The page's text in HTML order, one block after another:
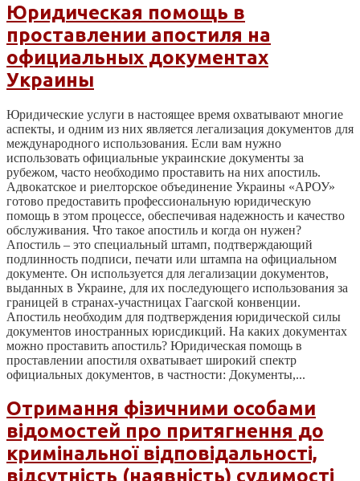
Юридическая помощь в
проставлении апостиля на
официальных документах
Украины
Юридические услуги в настоящее время охватывают многие
аспекты, и одним из них является легализация документов для
международного использования. Если вам нужно
использовать официальные украинские документы за
рубежом, часто необходимо проставить на них апостиль.
Адвокатское и риелторское объединение Украины «АРОУ»
готово предоставить профессиональную юридическую
помощь в этом процессе, обеспечивая надежность и качество
обслуживания. Что такое апостиль и когда он нужен?
Апостиль – это специальный штамп, подтверждающий
подлинность подписи, печати или штампа на официальном
документе. Он используется для легализации документов,
выданных в Украине, для их последующего использования за
границей в странах-участницах Гаагской конвенции.
Апостиль необходим для подтверждения юридической силы
документов иностранных юрисдикций. На каких документах
можно проставить апостиль? Юридическая помощь в
проставлении апостиля охватывает широкий спектр
официальных документов, в частности: Документы,...
Отримання фізичними особами
відомостей про притягнення до
кримінальної відповідальності,
відсутність (наявність) судимості